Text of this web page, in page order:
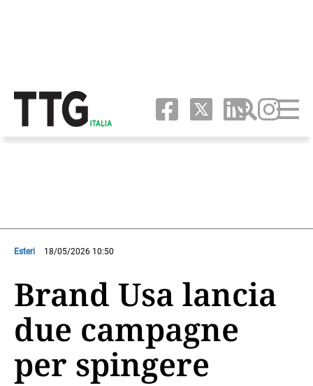
Esteri 18/05/2026 10:50
Brand Usa lancia
due campagne
per spingere